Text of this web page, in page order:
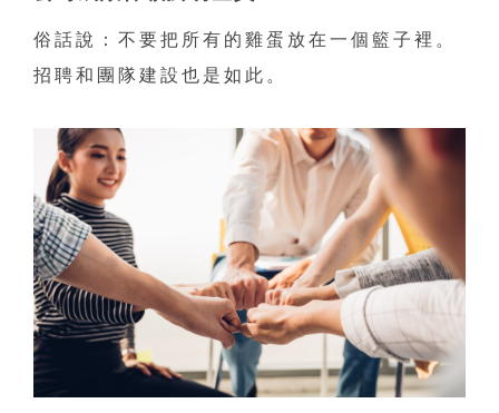
俗話說：不要把所有的雞蛋放在一個籃子裡。
招聘和團隊建設也是如此。